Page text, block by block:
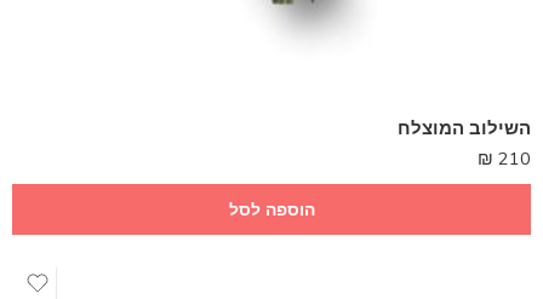
השילוב המוצלח
210
₪
הוספה לסל